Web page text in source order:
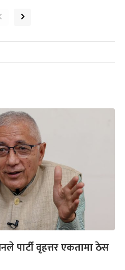
›
पार्टी वृहत्तर एकतामा ठेस